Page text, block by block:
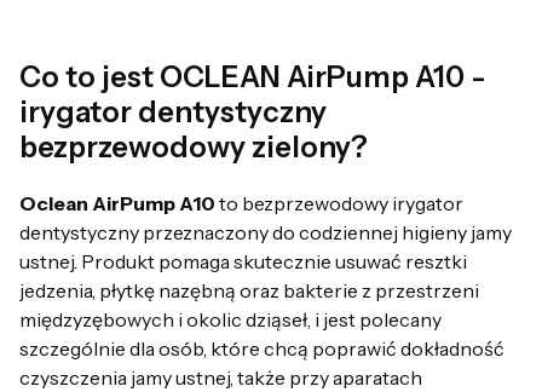
Co to jest OCLEAN AirPump A10 -
irygator dentystyczny
bezprzewodowy zielony?
Oclean AirPump A10 to bezprzewodowy irygator
dentystyczny przeznaczony do codziennej higieny jamy
ustnej. Produkt pomaga skutecznie usuwać resztki
jedzenia, płytkę nazębną oraz bakterie z przestrzeni
międzyzębowych i okolic dziąseł, i jest polecany
szczególnie dla osób, które chcą poprawić dokładność
czyszczenia jamy ustnej, także przy aparatach